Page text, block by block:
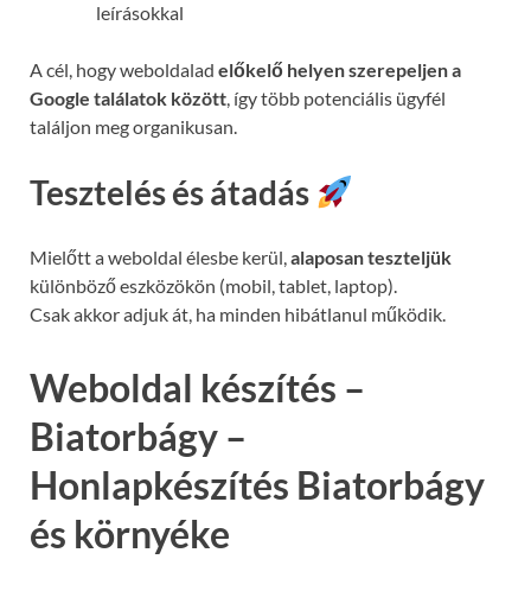
leírásokkal
A cél, hogy weboldalad előkelő helyen szerepeljen a
Google találatok között, így több potenciális ügyfél
találjon meg organikusan.
Tesztelés és átadás
Mielőtt a weboldal élesbe kerül,alaposan teszteljük
különböző eszközökön (mobil, tablet, laptop).
Csak akkor adjuk át, ha minden hibátlanul működik.
Weboldal készítés –
Biatorbágy –
Honlapkészítés Biatorbágy
és környéke